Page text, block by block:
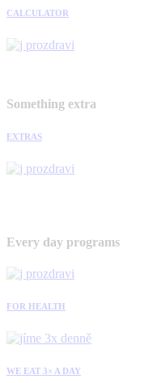
CALCULATOR
Something extra
EXTRAS
Every day programs
FOR HEALTH
WE EAT 3× A DAY